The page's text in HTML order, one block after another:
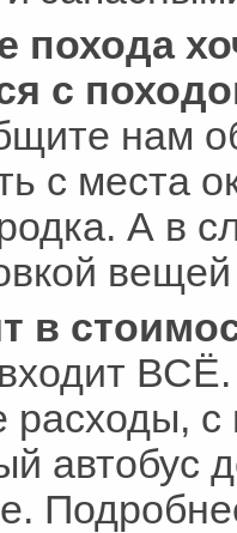
похода
с
нам
с места
А в
в
расходы, с
автобус